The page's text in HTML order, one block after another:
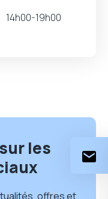
14h00-19h00
les
offres et